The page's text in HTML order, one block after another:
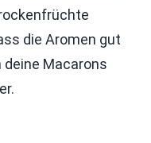
die Aromen gut
Macarons